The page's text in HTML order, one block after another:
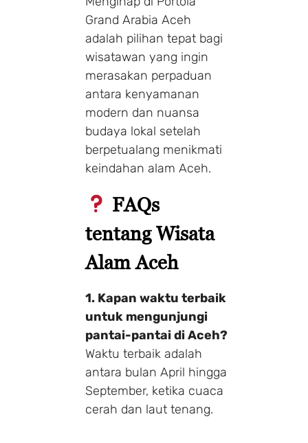
Grand Arabia Aceh
adalah pilihan tepat bagi
wisatawan yang ingin
merasakan perpaduan
antara kenyamanan
modern dan nuansa
budaya lokal setelah
berpetualang menikmati
keindahan alam Aceh.
FAQs
tentang Wisata
Alam Aceh
1. Kapan waktu terbaik
untuk mengunjungi
pantai-pantai di Aceh?
Waktu terbaik adalah
antara bulan April hingga
September, ketika cuaca
cerah dan laut tenang.